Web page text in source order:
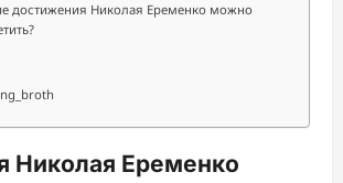
достижения Николая Еременко можно
Николая Еременко